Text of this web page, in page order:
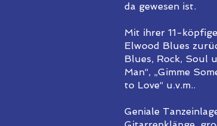
da gewesen ist.
Mit ihrer 11-
Elwood Blues
Blues, Rock, Soul
Man“, „Gimme
to Love“ u.v.m..
Geniale